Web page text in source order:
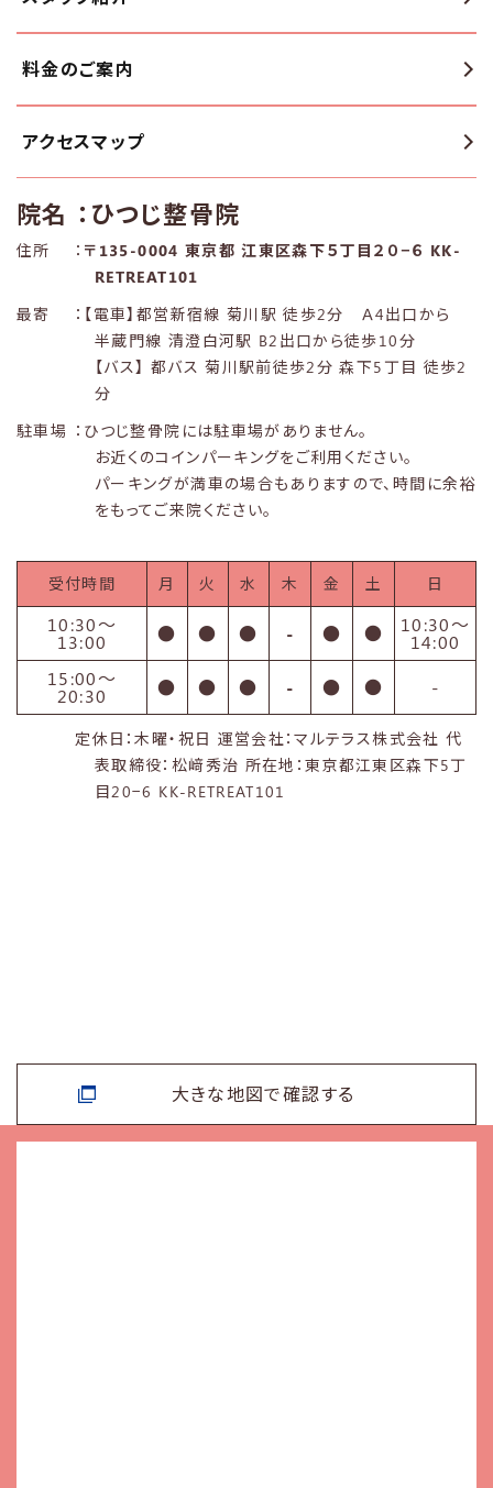
料金のご案内
アクセスマップ
院名 ：ひつじ整骨院
住所 ： 〒135-0004 東京都 江東区森下５丁目２０−６ KK-
RETREAT101
最寄
：【電車】都営新宿線 菊川駅 徒歩2分 Ａ4出口から
半蔵門線 清澄白河駅 B2出口から徒歩10分
【バス】 都バス 菊川駅前徒歩2分 森下5丁目 徒歩2
分
駐車場 ：ひつじ整骨院には駐車場がありません。
お近くのコインパーキングをご利用ください。
パーキングが満車の場合もありますので、時間に余裕
をもってご来院ください。
受付時間 月 火 水 木 金 土 日
10:30〜
13:00 ● ● ● - ● ● 10:30〜
14:00
15:00〜
20:30 ● ● ● - ● ● -
定休日：木曜・祝日 運営会社：マルテラス株式会社 代
表取締役：松﨑秀治 所在地：東京都江東区森下5丁
目20−6 KK-RETREAT101
大きな地図で確認する